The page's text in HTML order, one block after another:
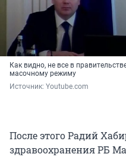
Как видно, не все в
масочному режиму
Источник: Youtube.com
После этого Радий
здравоохранения РБ